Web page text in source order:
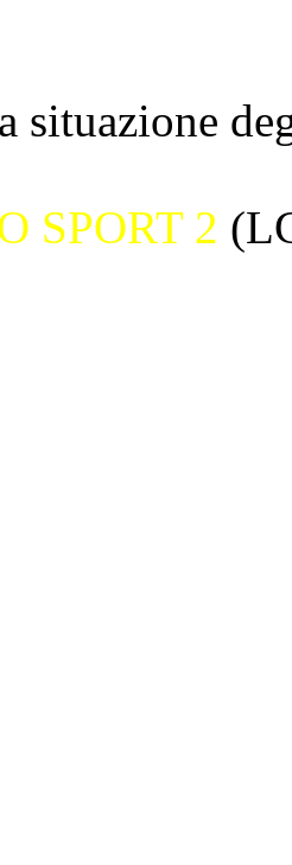
situazione
SPORT 2